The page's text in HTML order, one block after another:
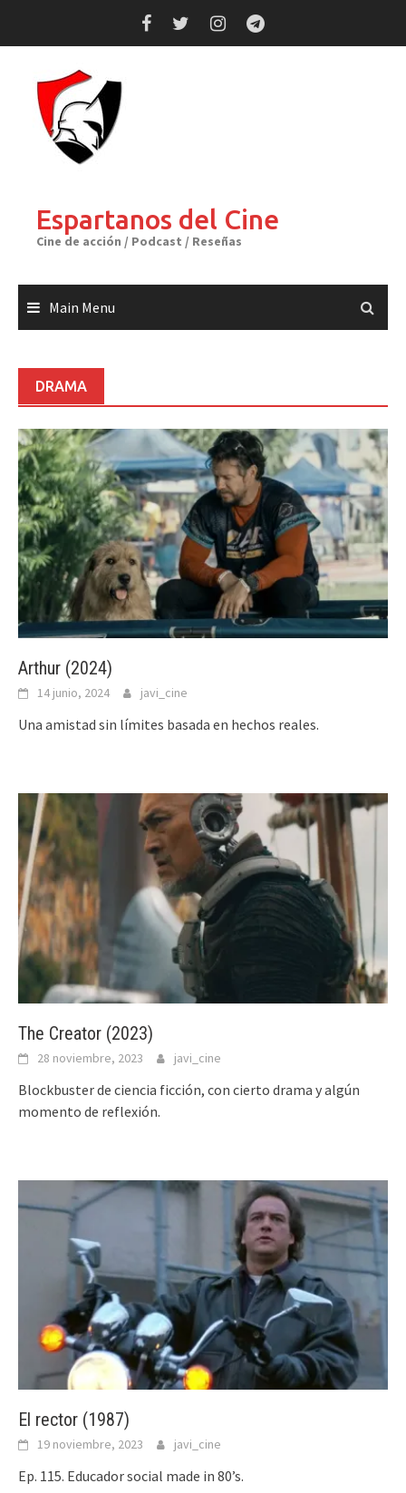
Espartanos del Cine
Cine de acción / Podcast / Reseñas
Main Menu
DRAMA
Arthur (2024)
14 junio, 2024 javi_cine
Una amistad sin límites basada en hechos reales.
The Creator (2023)
28 noviembre, 2023 javi_cine
Blockbuster de ciencia ficción, con cierto drama y algún
momento de reflexión.
El rector (1987)
19 noviembre, 2023 javi_cine
Ep. 115. Educador social made in 80’s.